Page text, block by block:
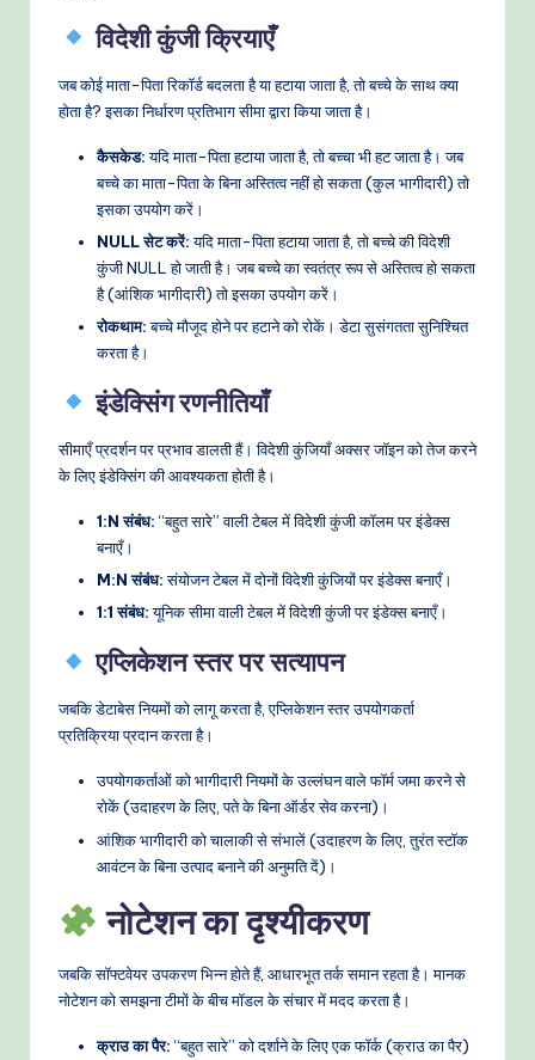
विदेशी कुंजी क्रियाएँ
जब कोई माता-पिता रिकॉर्ड बदलता है या हटाया जाता है, तो बच्चे के साथ क्या
होता है? इसका निर्धारण प्रतिभाग सीमा द्वारा किया जाता है।
कैसकेड:यदि माता-पिता हटाया जाता है, तो बच्चा भी हट जाता है। जब
बच्चे का माता-पिता के बिना अस्तित्व नहीं हो सकता (कुल भागीदारी) तो
इसका उपयोग करें।
NULL सेट करें:यदि माता-पिता हटाया जाता है, तो बच्चे की विदेशी
कुंजी NULL हो जाती है। जब बच्चे का स्वतंत्र रूप से अस्तित्व हो सकता
है (आंशिक भागीदारी) तो इसका उपयोग करें।
रोकथाम:बच्चे मौजूद होने पर हटाने को रोकें। डेटा सुसंगतता सुनिश्चित
करता है।
इंडेक्सिंग रणनीतियाँ
सीमाएँ प्रदर्शन पर प्रभाव डालती हैं। विदेशी कुंजियाँ अक्सर जॉइन को तेज करने
के लिए इंडेक्सिंग की आवश्यकता होती है।
1:N संबंध:“बहुत सारे” वाली टेबल में विदेशी कुंजी कॉलम पर इंडेक्स
बनाएँ।
M:N संबंध:संयोजन टेबल में दोनों विदेशी कुंजियों पर इंडेक्स बनाएँ।
1:1 संबंध:यूनिक सीमा वाली टेबल में विदेशी कुंजी पर इंडेक्स बनाएँ।
एप्लिकेशन स्तर पर सत्यापन
जबकि डेटाबेस नियमों को लागू करता है, एप्लिकेशन स्तर उपयोगकर्ता
प्रतिक्रिया प्रदान करता है।
उपयोगकर्ताओं को भागीदारी नियमों के उल्लंघन वाले फॉर्म जमा करने से
रोकें (उदाहरण के लिए, पते के बिना ऑर्डर सेव करना)।
आंशिक भागीदारी को चालाकी से संभालें (उदाहरण के लिए, तुरंत स्टॉक
आवंटन के बिना उत्पाद बनाने की अनुमति दें)।
नोटेशन का दृश्यीकरण
जबकि सॉफ्टवेयर उपकरण भिन्न होते हैं, आधारभूत तर्क समान रहता है। मानक
नोटेशन को समझना टीमों के बीच मॉडल के संचार में मदद करता है।
क्राउ का पैर:“बहुत सारे” को दर्शाने के लिए एक फॉर्क (क्राउ का पैर)